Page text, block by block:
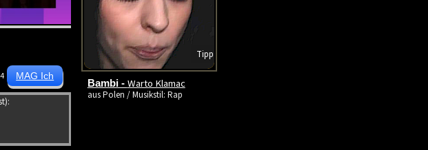
4
Tipp
Bambi - Warto Klamac
aus Polen / Musikstil: Rap